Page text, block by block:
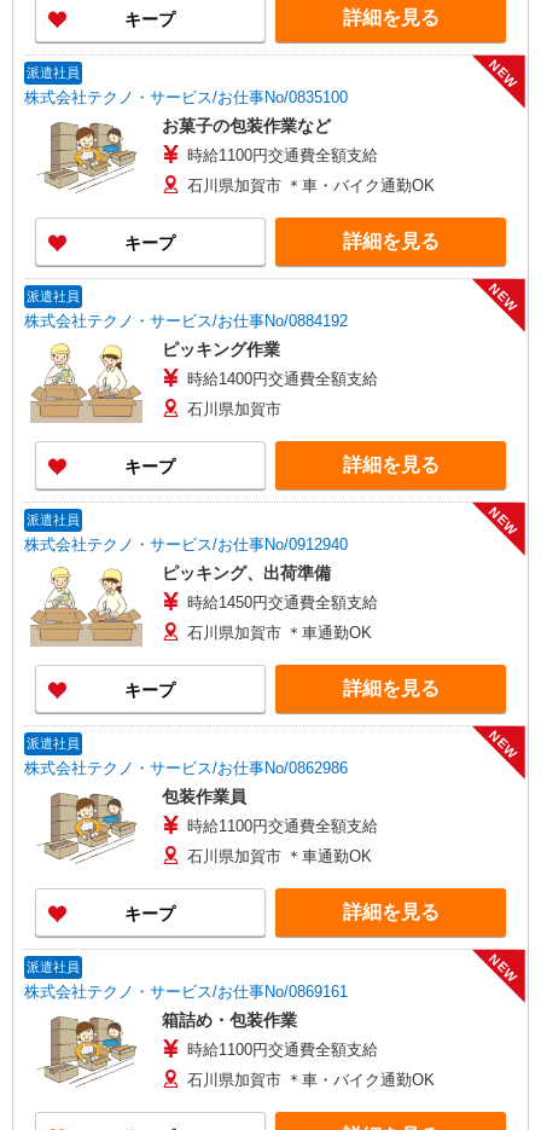
キープ 詳細を見る
派遣社員
株式会社テクノ・サービス/お仕事No/0835100
NEW
お菓子の包装作業など
時給1100円交通費全額支給
石川県加賀市 ＊車・バイク通勤OK
キープ 詳細を見る
派遣社員
株式会社テクノ・サービス/お仕事No/0884192
NEW
ピッキング作業
時給1400円交通費全額支給
石川県加賀市
キープ 詳細を見る
派遣社員
株式会社テクノ・サービス/お仕事No/0912940
NEW
ピッキング、出荷準備
時給1450円交通費全額支給
石川県加賀市 ＊車通勤OK
キープ 詳細を見る
派遣社員
株式会社テクノ・サービス/お仕事No/0862986
NEW
包装作業員
時給1100円交通費全額支給
石川県加賀市 ＊車通勤OK
キープ 詳細を見る
派遣社員
株式会社テクノ・サービス/お仕事No/0869161
NEW
箱詰め・包装作業
時給1100円交通費全額支給
石川県加賀市 ＊車・バイク通勤OK